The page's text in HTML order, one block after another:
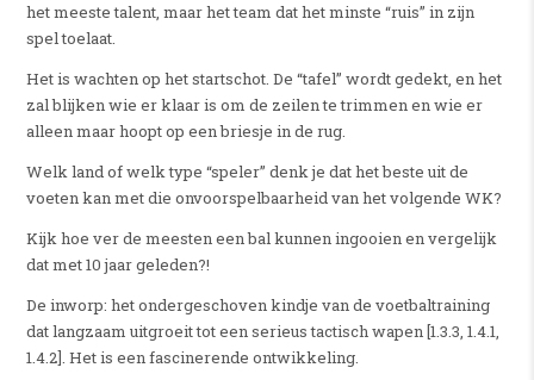
het meeste talent, maar het team dat het minste “ruis” in zijn
spel toelaat.
Het is wachten op het startschot. De “tafel” wordt gedekt, en het
zal blijken wie er klaar is om de zeilen te trimmen en wie er
alleen maar hoopt op een briesje in de rug.
Welk land of welk type “speler” denk je dat het beste uit de
voeten kan met die onvoorspelbaarheid van het volgende WK?
Kijk hoe ver de meesten een bal kunnen ingooien en vergelijk
dat met 10 jaar geleden?!
De inworp: het ondergeschoven kindje van de voetbaltraining
dat langzaam uitgroeit tot een serieus tactisch wapen [1.3.3, 1.4.1,
1.4.2]. Het is een fascinerende ontwikkeling.